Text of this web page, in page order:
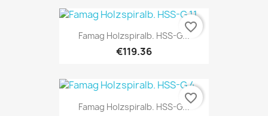
Famag Holzspiralb. HSS-G...
€119.36
favorite_border
Famag Holzspiralb. HSS-G...
favorite_border